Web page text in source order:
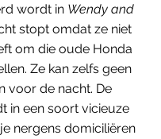
wordt in Wendy and
stopt omdat ze niet
om die oude Honda
Ze kan zelfs geen
voor de nacht. De
in een soort vicieuze
je nergens domiciliëren